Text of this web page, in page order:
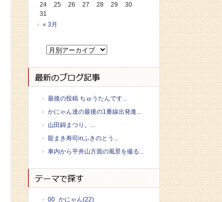
24
25 26 27 28 29
30
31
« 3月
最後の投稿 ちゅうたんです...
かにゃん達の最後の1番線出発進...
山田錦まつり。...
龍まき寿司inふきのとう...
車内から平井山方面の風景を撮る...
00_かにゃん(22)